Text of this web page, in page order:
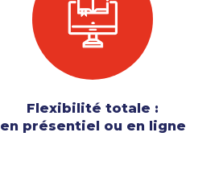
Flexibilité totale :
en présentiel ou en ligne